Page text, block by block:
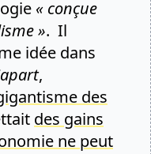
« conçue
». Il
idée dans
,
des
des gains
ne peut